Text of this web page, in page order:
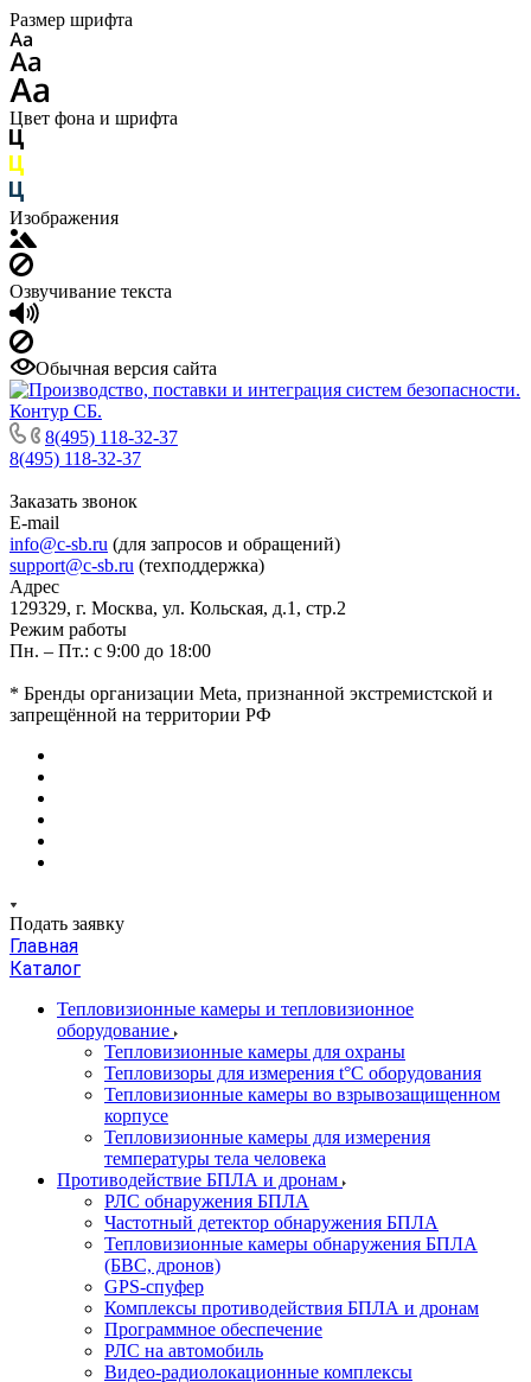
Размер шрифта
Цвет фона и шрифта
Изображения
Озвучивание текста
Обычная версия сайта
8(495) 118-32-37
8(495) 118-32-37
Заказать звонок
E-mail
info@c-sb.ru (для запросов и обращений)
support@c-sb.ru (техподдержка)
Адрес
129329, г. Москва, ул. Кольская, д.1, стр.2
Режим работы
Пн. – Пт.: с 9:00 до 18:00
* Бренды организации Meta, признанной экстремистской и
запрещённой на территории РФ
Подать заявку
Главная
Каталог
Тепловизионные камеры и тепловизионное
оборудование
Тепловизионные камеры для охраны
Тепловизоры для измерения t°С оборудования
Тепловизионные камеры во взрывозащищенном
корпусе
Тепловизионные камеры для измерения
температуры тела человека
Противодействие БПЛА и дронам
РЛС обнаружения БПЛА
Частотный детектор обнаружения БПЛА
Тепловизионные камеры обнаружения БПЛА
(БВС, дронов)
GPS-спуфер
Комплексы противодействия БПЛА и дронам
Программное обеспечение
РЛС на автомобиль
Видео-радиолокационные комплексы